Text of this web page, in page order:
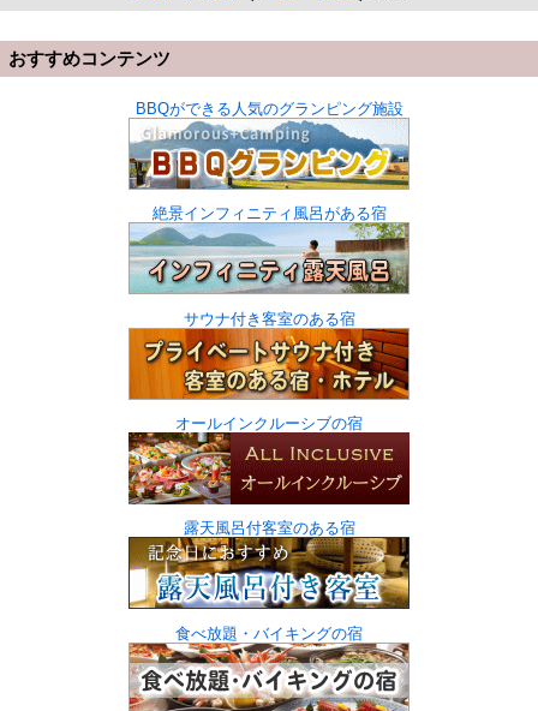
おすすめコンテンツ
BBQができる人気のグランピング施設
絶景インフィニティ風呂がある宿
サウナ付き客室のある宿
オールインクルーシブの宿
露天風呂付客室のある宿
食べ放題・バイキングの宿